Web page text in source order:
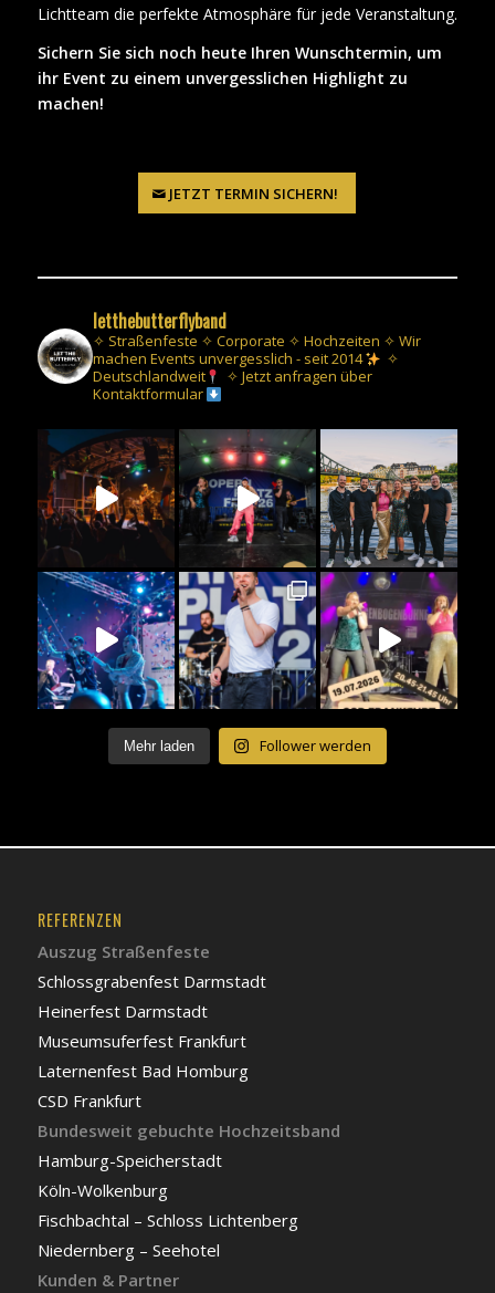
Lichtteam die perfekte Atmosphäre für jede Veranstaltung.
Sichern Sie sich noch heute Ihren Wunschtermin, um
ihr Event zu einem unvergesslichen Highlight zu
machen!
JETZT TERMIN SICHERN!
letthebutterflyband
✧ Straßenfeste ✧ Corporate ✧ Hochzeiten ✧ Wir
machen Events unvergesslich - seit 2014
✧
Deutschlandweit
✧ Jetzt anfragen über
Kontaktformular
Mehr laden Follower werden
REFERENZEN
Auszug Straßenfeste
Schlossgrabenfest Darmstadt
Heinerfest Darmstadt
Museumsuferfest Frankfurt
Laternenfest Bad Homburg
CSD Frankfurt
Bundesweit gebuchte Hochzeitsband
Hamburg-Speicherstadt
Köln-Wolkenburg
Fischbachtal – Schloss Lichtenberg
Niedernberg – Seehotel
Kunden & Partner